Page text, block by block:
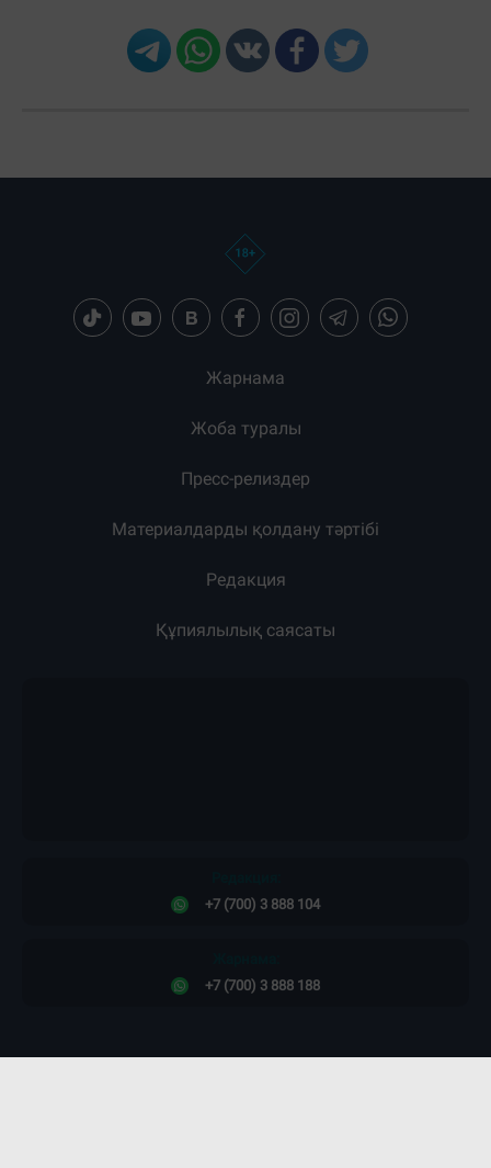
Жарнама
Жоба туралы
Пресс-релиздер
Материалдарды қолдану тәртібі
Редакция
Құпиялылық саясаты
+7 (700) 3 888 104
+7 (700) 3 888 188